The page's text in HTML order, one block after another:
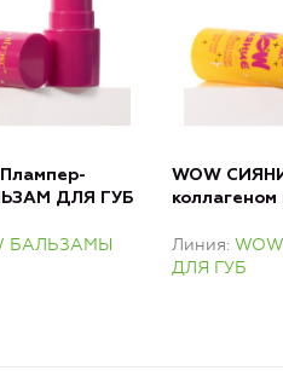
ДЛЯ ГУБ
БАЛЬЗАМЫ
WOW
коллагеном
Линия
ДЛЯ ГУБ